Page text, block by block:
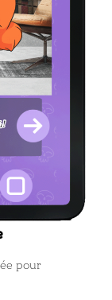
pour